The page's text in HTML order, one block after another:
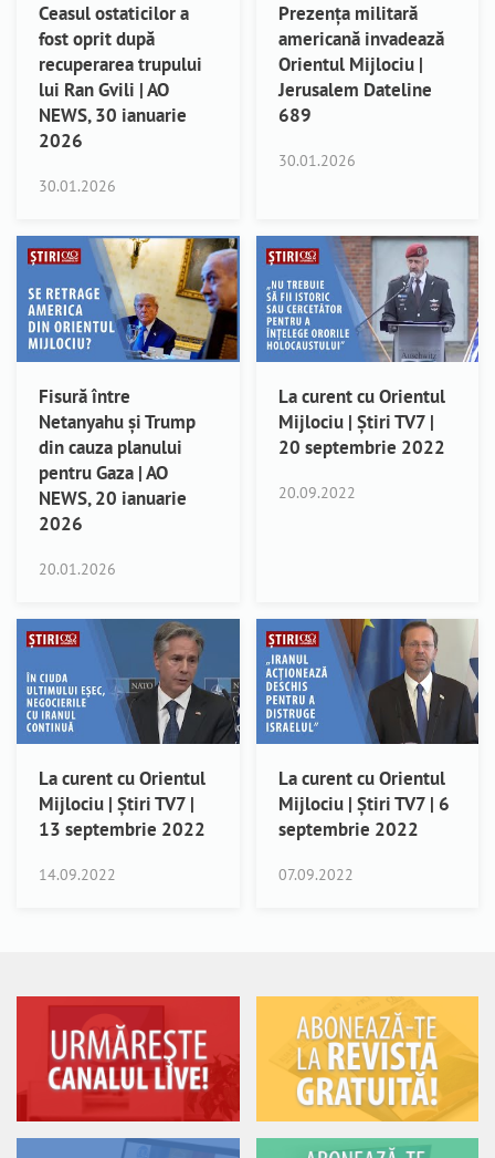
Ceasul ostaticilor a
fost oprit după
recuperarea trupului
lui Ran Gvili | AO
NEWS, 30 ianuarie
2026
30.01.2026
Prezența militară
americană invadează
Orientul Mijlociu |
Jerusalem Dateline
689
30.01.2026
Fisură între
Netanyahu și Trump
din cauza planului
pentru Gaza | AO
NEWS, 20 ianuarie
2026
20.01.2026
La curent cu Orientul
Mijlociu | Știri TV7 |
20 septembrie 2022
20.09.2022
La curent cu Orientul
Mijlociu | Știri TV7 |
13 septembrie 2022
14.09.2022
La curent cu Orientul
Mijlociu | Știri TV7 | 6
septembrie 2022
07.09.2022